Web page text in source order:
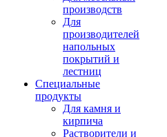
производств
Для
производителей
напольных
покрытий и
лестниц
Специальные
продукты
Для камня и
кирпича
Растворители и